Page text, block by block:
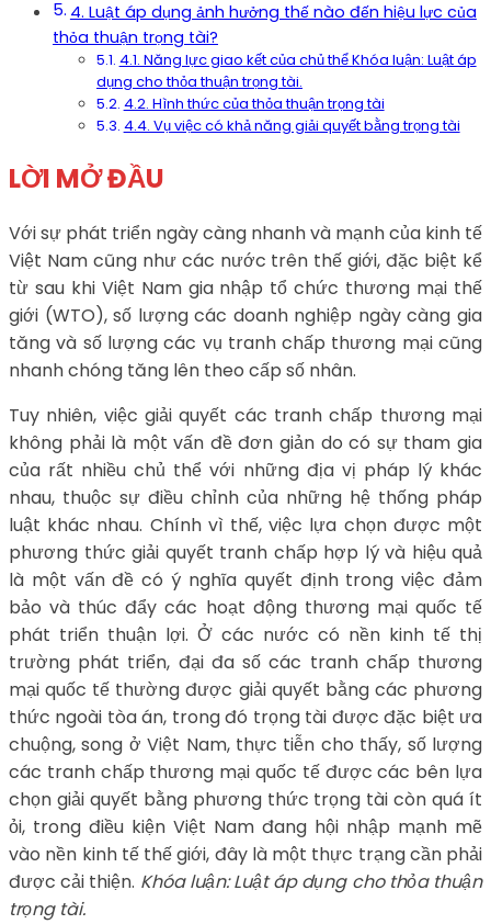
4. Luật áp dụng ảnh hưởng thế nào đến hiệu lực của
thỏa thuận trọng tài?
4.1. Năng lực giao kết của chủ thể Khóa luận: Luật áp
dụng cho thỏa thuận trọng tài.
4.2. Hình thức của thỏa thuận trọng tài
4.4. Vụ việc có khả năng giải quyết bằng trọng tài
LỜI MỞ ĐẦU
Với sự phát triển ngày càng nhanh và mạnh của kinh tế
Việt Nam cũng như các nước trên thế giới, đặc biệt kể
từ sau khi Việt Nam gia nhập tổ chức thương mại thế
giới (WTO), số lượng các doanh nghiệp ngày càng gia
tăng và số lượng các vụ tranh chấp thương mại cũng
nhanh chóng tăng lên theo cấp số nhân.
Tuy nhiên, việc giải quyết các tranh chấp thương mại
không phải là một vấn đề đơn giản do có sự tham gia
của rất nhiều chủ thể với những địa vị pháp lý khác
nhau, thuộc sự điều chỉnh của những hệ thống pháp
luật khác nhau. Chính vì thế, việc lựa chọn được một
phương thức giải quyết tranh chấp hợp lý và hiệu quả
là một vấn đề có ý nghĩa quyết định trong việc đảm
bảo và thúc đẩy các hoạt động thương mại quốc tế
phát triển thuận lợi. Ở các nước có nền kinh tế thị
trường phát triển, đại đa số các tranh chấp thương
mại quốc tế thường được giải quyết bằng các phương
thức ngoài tòa án, trong đó trọng tài được đặc biệt ưa
chuộng, song ở Việt Nam, thực tiễn cho thấy, số lượng
các tranh chấp thương mại quốc tế được các bên lựa
chọn giải quyết bằng phương thức trọng tài còn quá ít
ỏi, trong điều kiện Việt Nam đang hội nhập mạnh mẽ
vào nền kinh tế thế giới, đây là một thực trạng cần phải
được cải thiện. Khóa luận: Luật áp dụng cho thỏa thuận
trọng tài.